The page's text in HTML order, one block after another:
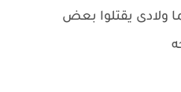
ولادى يقتلوا بعض